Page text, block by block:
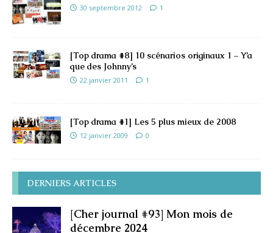
30 septembre 2012 1
[Top drama #8] 10 scénarios originaux 1 – Y’a
que des Johnny’s
22 janvier 2011 1
[Top drama #1] Les 5 plus mieux de 2008
12 janvier 2009 0
DERNIERS ARTICLES
[Cher journal #93] Mon mois de
décembre 2024